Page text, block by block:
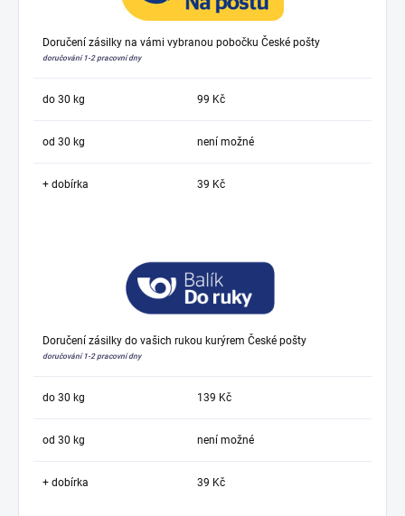
Doručení zásilky na vámi vybranou pobočku České pošty
doručování 1-2 pracovní dny
do 30 kg 99 Kč
od 30 kg není možné
+ dobírka 39 Kč
Doručení zásilky do vašich rukou kurýrem České pošty
doručování 1-2 pracovní dny
do 30 kg 139 Kč
od 30 kg není možné
+ dobírka 39 Kč